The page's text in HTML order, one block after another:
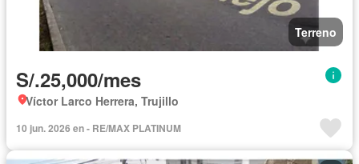
Terreno
S/.25,000/mes
Víctor Larco Herrera, Trujillo
10 jun. 2026 en - RE/MAX PLATINUM